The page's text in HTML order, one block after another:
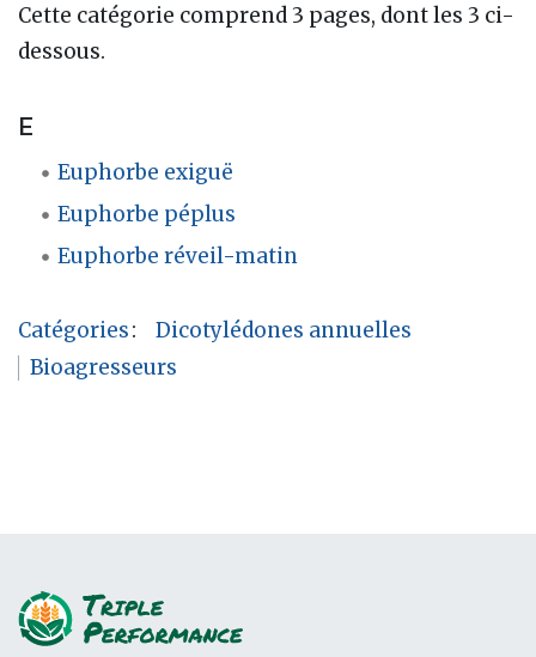
Cette catégorie comprend 3 pages, dont les 3 ci-
dessous.
E
Euphorbe exiguë
Euphorbe péplus
Euphorbe réveil-matin
Catégories:
Dicotylédones annuelles
Bioagresseurs